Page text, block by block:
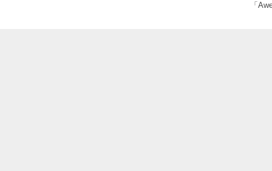
「